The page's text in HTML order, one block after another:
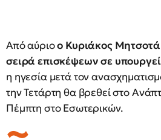
Από αύριοο Κυριάκος
σειρά επισκέψεων σε
η ηγεσία μετά τον
την Τετάρτη θα βρεθεί στο
Πέμπτη στο Εσωτερικών.